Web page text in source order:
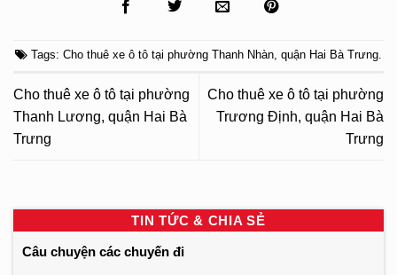
Tags: Cho thuê xe ô tô tại phường Thanh Nhàn quận Hai Bà Trưng
Cho thuê xe ô tô tại phường
Thanh Lương, quận Hai Bà
Trưng
Cho thuê xe ô tô tại phường
Trương Định, quận Hai Bà
Trưng
TIN TỨC & CHIA SẺ
Câu chuyện các chuyến đi